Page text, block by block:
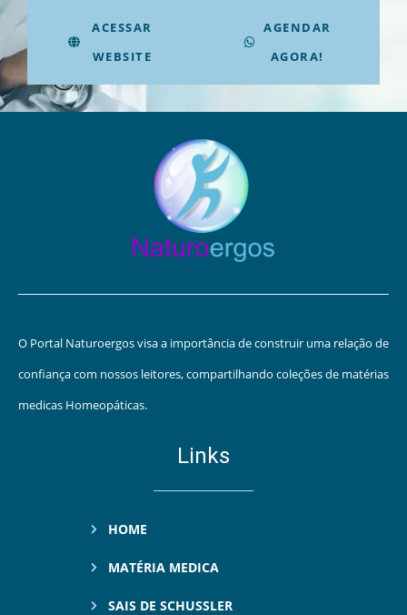
ACESSAR
WEBSITE
AGENDAR
AGORA!
O Portal Naturoergos visa a importância de construir uma relação de
confiança com nossos leitores, compartilhando coleções de matérias
medicas Homeopáticas.
Links
HOME
MATÉRIA MEDICA
SAIS DE SCHUSSLER